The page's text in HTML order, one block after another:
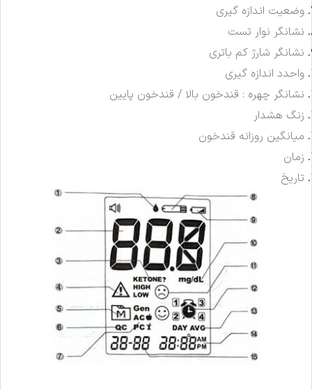
وضعیت اندازه گیری
نشانگر نوار تست
نشانگر شارژ کم باتری
واحدد اندازه گیری
نشانگر چهره : قندخون بالا / قندخون پایین
زنگ هشدار
میانگین روزانه قندخون
زمان
تاریخ